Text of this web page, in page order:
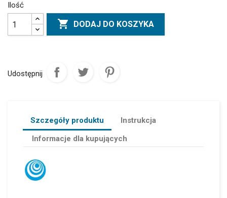
Ilość
 DODAJ DO KOSZYKA
Udostępnij
Szczegóły produktu
Instrukcja
Informacje dla kupujących